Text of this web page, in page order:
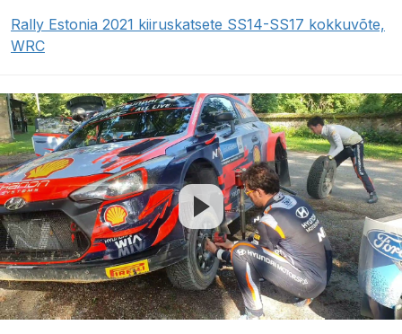
Rally Estonia 2021 kiiruskatsete SS14-SS17 kokkuvõte,
WRC